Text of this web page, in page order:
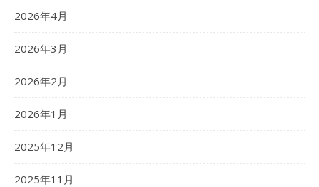
2026年4月
2026年3月
2026年2月
2026年1月
2025年12月
2025年11月